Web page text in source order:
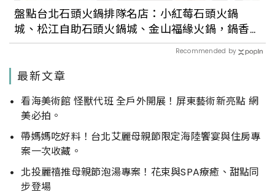
盤點台北石頭火鍋排隊名店：小紅莓石頭火鍋
城、松江自助石頭火鍋城、金山福緣火鍋，鍋香
氣十足完全吃不膩
Recommended by
最新文章
看海美術館 怪獸代班 全戶外開展！屏東藝術新亮點 網
美必拍。
帶媽媽吃好料！台北艾麗母親節限定海陸饗宴與住房專
案一次收藏。
北投麗禧推母親節泡湯專案！花束與SPA療癒、甜點同
步登場